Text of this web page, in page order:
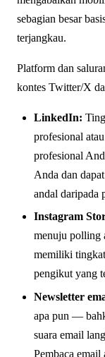
sebagian besar
terjangkau.
Platform dan
kontes Twitter/X
LinkedIn:
profesional
profesional
Anda dan
andal daripada
Instagram
menuju polling
memiliki
pengikut yang
Newsletter
apa pun —
suara email
Pembaca email